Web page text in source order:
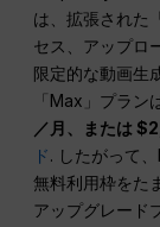
は、拡張された
セス、アップロ
限定的な動画生
「Max」プラ
／月、または
ド. したがって
無料利用枠をた
アップグレード